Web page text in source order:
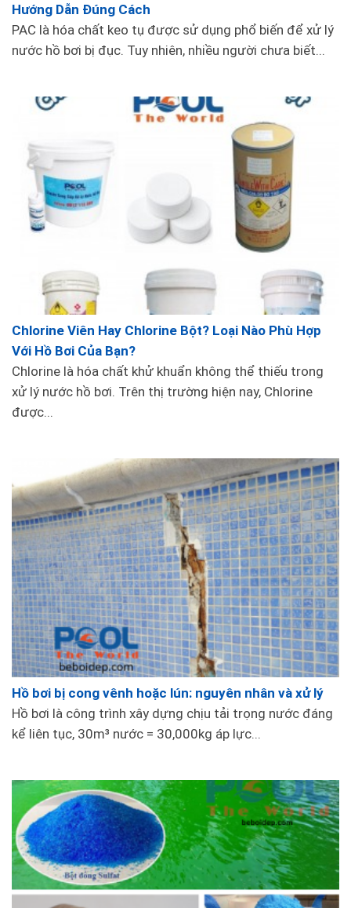
Hướng Dẫn Đúng Cách
PAC là hóa chất keo tụ được sử dụng phổ biến để xử lý
nước hồ bơi bị đục. Tuy nhiên, nhiều người chưa biết...
Chlorine Viên Hay Chlorine Bột? Loại Nào Phù Hợp
Với Hồ Bơi Của Bạn?
Chlorine là hóa chất khử khuẩn không thể thiếu trong
xử lý nước hồ bơi. Trên thị trường hiện nay, Chlorine
được...
Hồ bơi bị cong vênh hoặc lún: nguyên nhân và xử lý
Hồ bơi là công trình xây dựng chịu tải trọng nước đáng
kể liên tục, 30m³ nước = 30,000kg áp lực...